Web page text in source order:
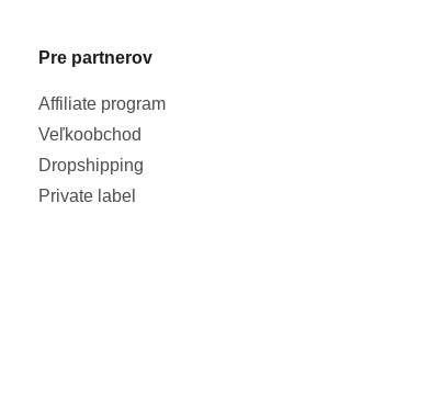
Pre partnerov
Affiliate program
Veľkoobchod
Dropshipping
Private label